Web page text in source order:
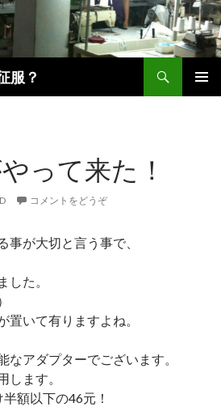
服？
って来た！
コメントをどうぞ
事が大切と言う事で、
した。
置いて有りますよね。
なアダプターでございます。
します。
額以下の46元！